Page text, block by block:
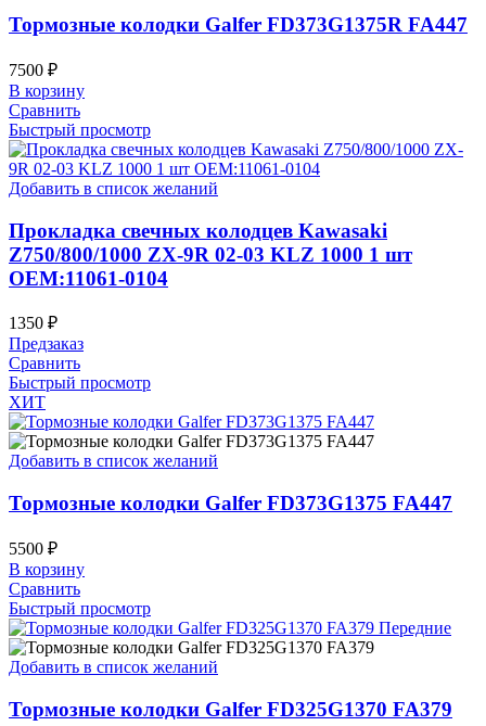
Тормозные колодки Galfer FD373G1375R FA447
7500 ₽
В корзину
Сравнить
Быстрый просмотр
Добавить в список желаний
Прокладка свечных колодцев Kawasaki
Z750/800/1000 ZX-9R 02-03 KLZ 1000 1 шт
OEM:11061-0104
1350 ₽
Предзаказ
Сравнить
Быстрый просмотр
ХИТ
Добавить в список желаний
Тормозные колодки Galfer FD373G1375 FA447
5500 ₽
В корзину
Сравнить
Быстрый просмотр
Добавить в список желаний
Тормозные колодки Galfer FD325G1370 FA379